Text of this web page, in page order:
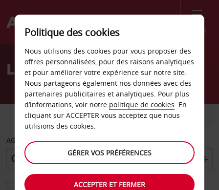
Menu
Welcome
AvisLocation de voiture Irbid
VOITURE UTILITAIRE
AGENCE DE DÉPART
Sélectionnez une autre agence de retour
Politique des cookies
Nous utilisons des cookies pour vous proposer des
offres personnalisées, pour des raisons analytiques
et pour améliorer votre expérience sur notre site.
Nous partageons également nos données avec des
partenaires publicitaires et analytiques. Pour plus
d’informations, voir notre politique de cookies. En
cliquant sur ACCEPTER vous acceptez que nous
utilisions des cookies.
GÉRER VOS PRÉFÉRENCES
ACCEPTER ET FERMER